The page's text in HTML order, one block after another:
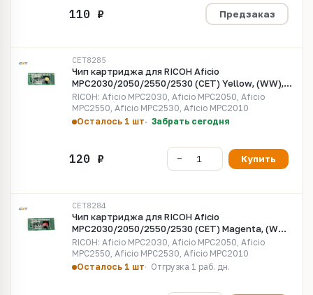
Предзаказ
CET8285
Чип картриджа для RICOH Aficio
MPC2030/2050/2550/2530 (CET) Yellow, (WW),
5500 стр., CET8285
RICOH: Aficio MPC2030, Aficio MPC2050, Aficio
MPC2550, Aficio MPC2530, Aficio MPC2010
Осталось 1 шт
Забрать сегодня
Купить
CET8284
Чип картриджа для RICOH Aficio
MPC2030/2050/2550/2530 (CET) Magenta, (WW),
5500 стр., CET8284
RICOH: Aficio MPC2030, Aficio MPC2050, Aficio
MPC2550, Aficio MPC2530, Aficio MPC2010
Осталось 1 шт
Отгрузка 1 раб. дн.